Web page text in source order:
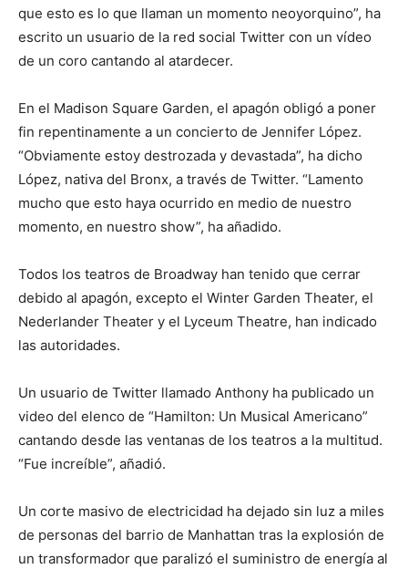
que esto es lo que llaman un momento neoyorquino”, ha
escrito un usuario de la red social Twitter con un vídeo
de un coro cantando al atardecer.
En el Madison Square Garden, el apagón obligó a poner
fin repentinamente a un concierto de Jennifer López.
“Obviamente estoy destrozada y devastada”, ha dicho
López, nativa del Bronx, a través de Twitter. “Lamento
mucho que esto haya ocurrido en medio de nuestro
momento, en nuestro show”, ha añadido.
Todos los teatros de Broadway han tenido que cerrar
debido al apagón, excepto el Winter Garden Theater, el
Nederlander Theater y el Lyceum Theatre, han indicado
las autoridades.
Un usuario de Twitter llamado Anthony ha publicado un
video del elenco de “Hamilton: Un Musical Americano”
cantando desde las ventanas de los teatros a la multitud.
“Fue increíble”, añadió.
Un corte masivo de electricidad ha dejado sin luz a miles
de personas del barrio de Manhattan tras la explosión de
un transformador que paralizó el suministro de energía al